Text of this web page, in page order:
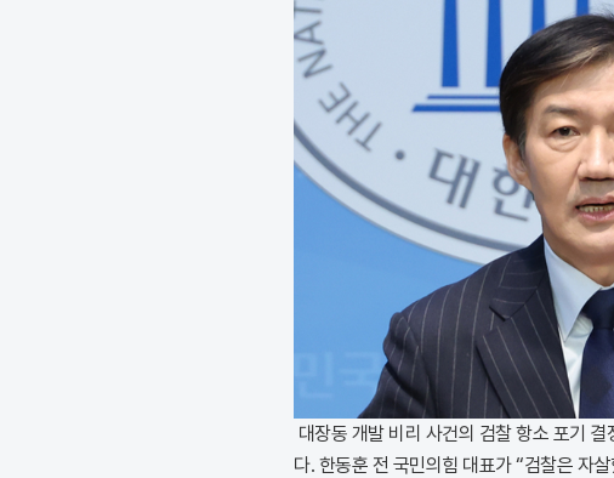
대장동 개발 비리 사건의 검찰 항소 포기
다. 한동훈 전 국민의힘 대표가 “검찰은 자